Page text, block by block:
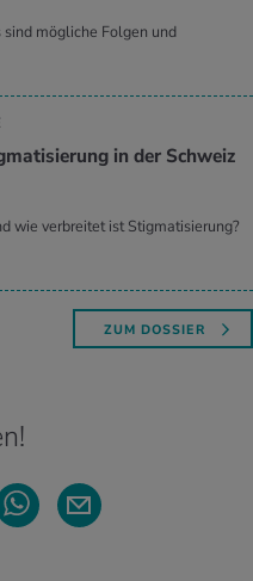
mögliche Folgen und
in der Schweiz
wie verbreitet ist Stigmatisierung?
ZUM DOSSIER